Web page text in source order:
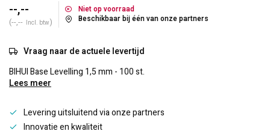
--,--
(--,-- Incl. btw)
Niet op voorraad
Beschikbaar bij één van onze partners
Vraag naar de actuele levertijd
BIHUI Base Levelling 1,5 mm - 100 st.
Lees meer
Levering uitsluitend via onze partners
Innovatie en kwaliteit